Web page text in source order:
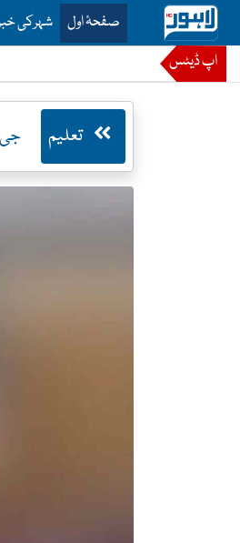
صفحۂ اولNews
شہرکی
اپ ڈیٹس
تعلیم جی